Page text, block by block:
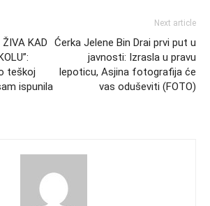
ŽIVA KAD
teškoj
ispunila
Next article
Ćerka Jelene Bin Drai prvi put u
javnosti: Izrasla u pravu
lepoticu, Asjina fotografija će
vas oduševiti (FOTO)